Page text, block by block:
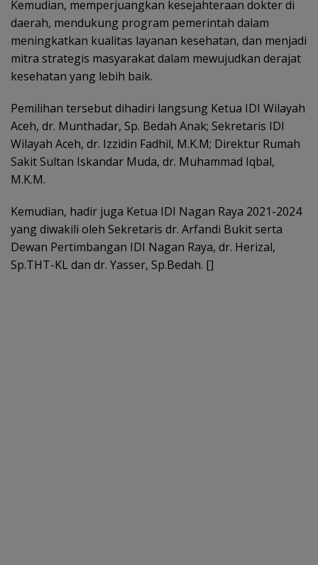
Kemudian, memperjuangkan kesejahteraan dokter di
daerah, mendukung program pemerintah dalam
meningkatkan kualitas layanan kesehatan, dan menjadi
mitra strategis masyarakat dalam mewujudkan derajat
kesehatan yang lebih baik.
Pemilihan tersebut dihadiri langsung Ketua IDI Wilayah
Aceh, dr. Munthadar, Sp. Bedah Anak; Sekretaris IDI
Wilayah Aceh, dr. Izzidin Fadhil, M.K.M; Direktur Rumah
Sakit Sultan Iskandar Muda, dr. Muhammad Iqbal,
M.K.M.
Kemudian, hadir juga Ketua IDI Nagan Raya 2021-2024
yang diwakili oleh Sekretaris dr. Arfandi Bukit serta
Dewan Pertimbangan IDI Nagan Raya, dr. Herizal,
Sp.THT-KL dan dr. Yasser, Sp.Bedah. []